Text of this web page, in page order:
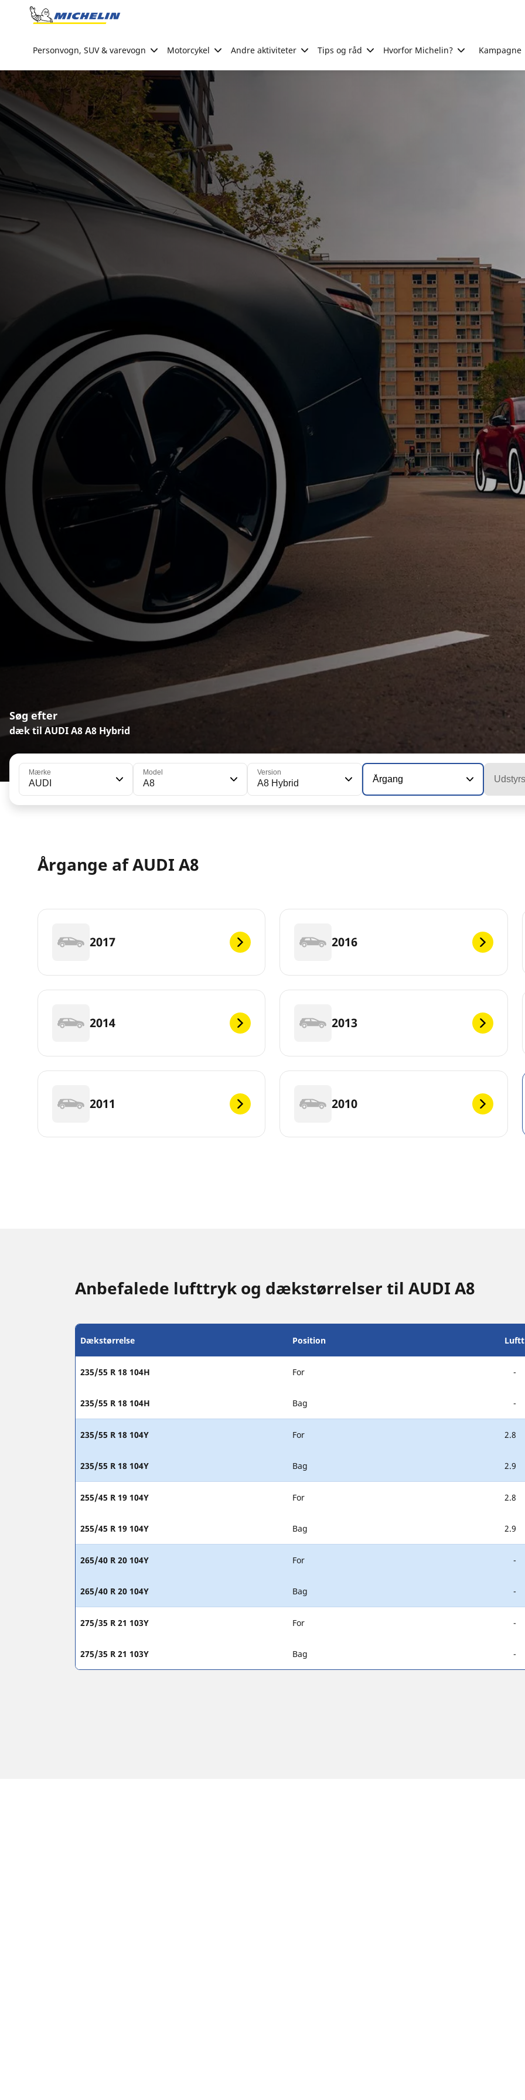
Go to page content
Personvogn, SUV & varevogn Motorcykel Andre aktiviteter Tips og råd Hvorfor Michelin? Kampagne
Søg efter
dæk til AUDI A8 A8 Hybrid
Mærke
AUDI
Model
A8
Version
A8 Hybrid Årgang
Årgange af AUDI A8
2017 2016
2014 2013
2011 2010
Anbefalede lufttryk og dækstørrelser til AUDI A8
Dækstørrelse Position
235/55 R 18 104H For -
235/55 R 18 104H Bag -
235/55 R 18 104Y For 2.8
235/55 R 18 104Y Bag 2.9
255/45 R 19 104Y For 2.8
255/45 R 19 104Y Bag 2.9
265/40 R 20 104Y For -
265/40 R 20 104Y Bag -
275/35 R 21 103Y For -
275/35 R 21 103Y Bag -